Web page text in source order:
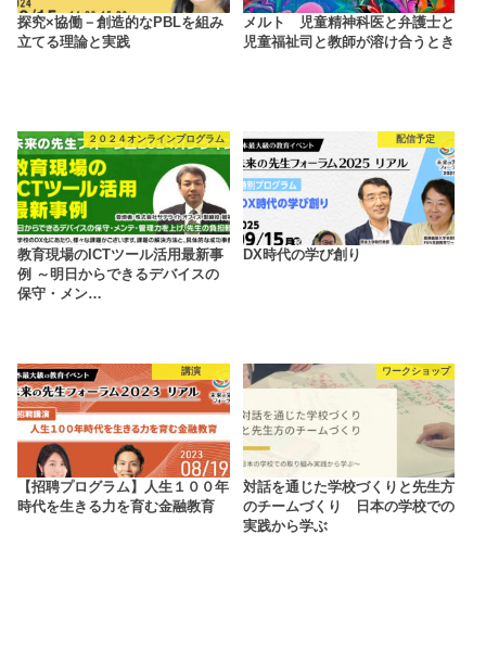
探究×協働－創造的なPBLを組み
立てる理論と実践
メルト 児童精神科医と弁護士と
児童福祉司と教師が溶け合うとき
２０２４オンラインプログラム
教育現場のICTツール活用最新事
例 ～明日からできるデバイスの
保守・メン…
配信予定
DX時代の学び創り
講演
【招聘プログラム】人生１００年
時代を生きる力を育む金融教育
ワークショップ
対話を通じた学校づくりと先生方
のチームづくり 日本の学校での
実践から学ぶ